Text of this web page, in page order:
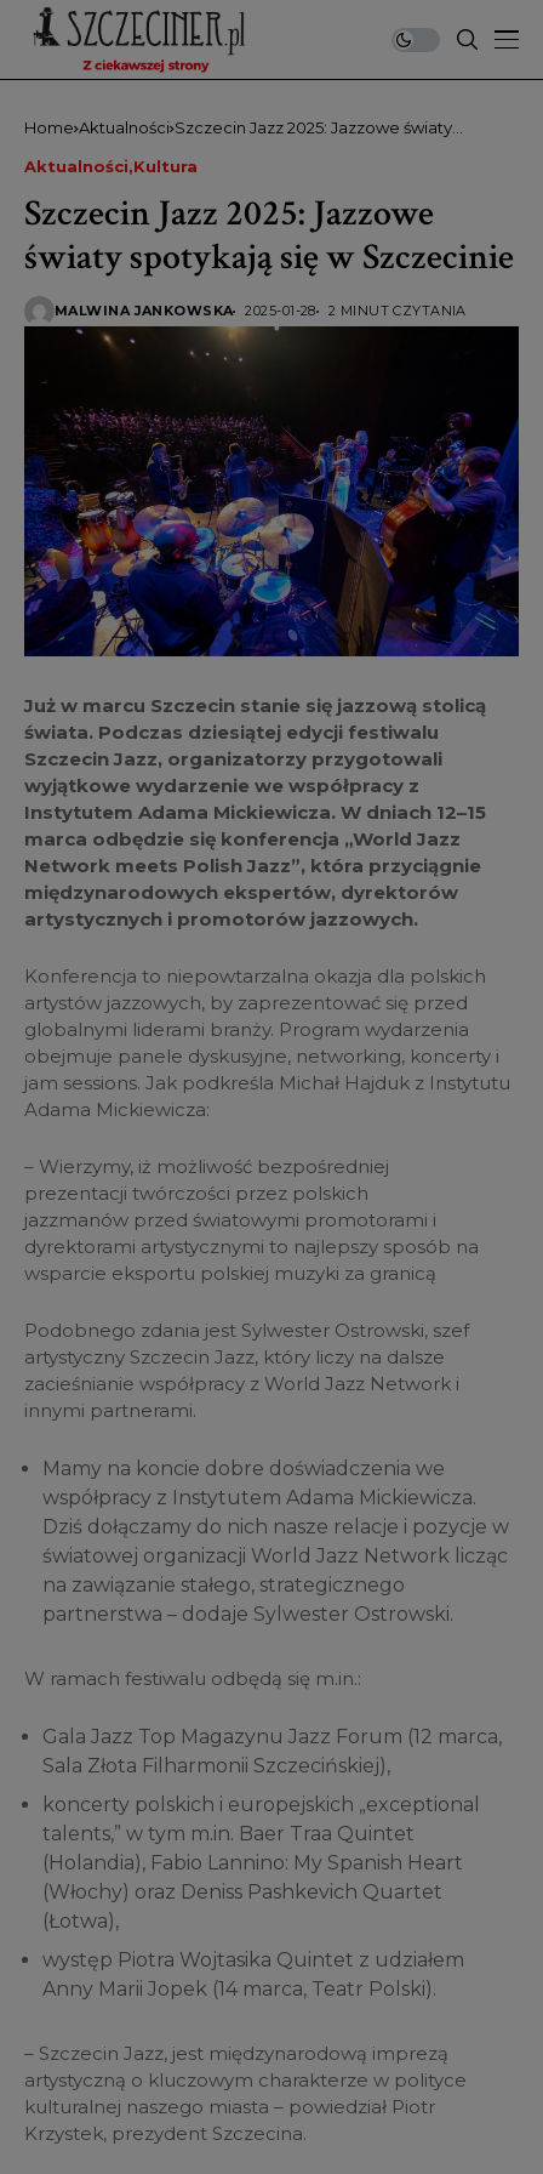
Home Aktualności Szczecin Jazz 2025: Jazzowe światy
Aktualności Kultura
Szczecin Jazz 2025: Jazzowe
światy spotykają się w Szczecinie
MALWINA JANKOWSKA 2025-01-28 2 MINUT CZYTANIA
Już w marcu Szczecin stanie się jazzową stolicą
świata. Podczas dziesiątej edycji festiwalu
Szczecin Jazz, organizatorzy przygotowali
wyjątkowe wydarzenie we współpracy z
Instytutem Adama Mickiewicza. W dniach 12–15
marca odbędzie się konferencja „World Jazz
Network meets Polish Jazz”, która przyciągnie
międzynarodowych ekspertów, dyrektorów
artystycznych i promotorów jazzowych.
Konferencja to niepowtarzalna okazja dla polskich
artystów jazzowych, by zaprezentować się przed
globalnymi liderami branży. Program wydarzenia
obejmuje panele dyskusyjne, networking, koncerty i
jam sessions. Jak podkreśla Michał Hajduk z Instytutu
Adama Mickiewicza:
– Wierzymy, iż możliwość bezpośredniej
prezentacji twórczości przez polskich
jazzmanów przed światowymi promotorami i
dyrektorami artystycznymi to najlepszy sposób na
wsparcie eksportu polskiej muzyki za granicą
Podobnego zdania jest Sylwester Ostrowski, szef
artystyczny Szczecin Jazz, który liczy na dalsze
zacieśnianie współpracy z World Jazz Network i
innymi partnerami.
Mamy na koncie dobre doświadczenia we
współpracy z Instytutem Adama Mickiewicza.
Dziś dołączamy do nich nasze relacje i pozycje w
światowej organizacji World Jazz Network licząc
na zawiązanie stałego, strategicznego
partnerstwa – dodaje Sylwester Ostrowski.
W ramach festiwalu odbędą się m.in.:
Gala Jazz Top Magazynu Jazz Forum (12 marca,
Sala Złota Filharmonii Szczecińskiej),
koncerty polskich i europejskich „exceptional
talents,” w tym m.in. Baer Traa Quintet
(Holandia), Fabio Lannino: My Spanish Heart
(Włochy) oraz Deniss Pashkevich Quartet
(Łotwa),
występ Piotra Wojtasika Quintet z udziałem
Anny Marii Jopek (14 marca, Teatr Polski).
– Szczecin Jazz, jest międzynarodową imprezą
artystyczną o kluczowym charakterze w polityce
kulturalnej naszego miasta – powiedział Piotr
Krzystek, prezydent Szczecina.